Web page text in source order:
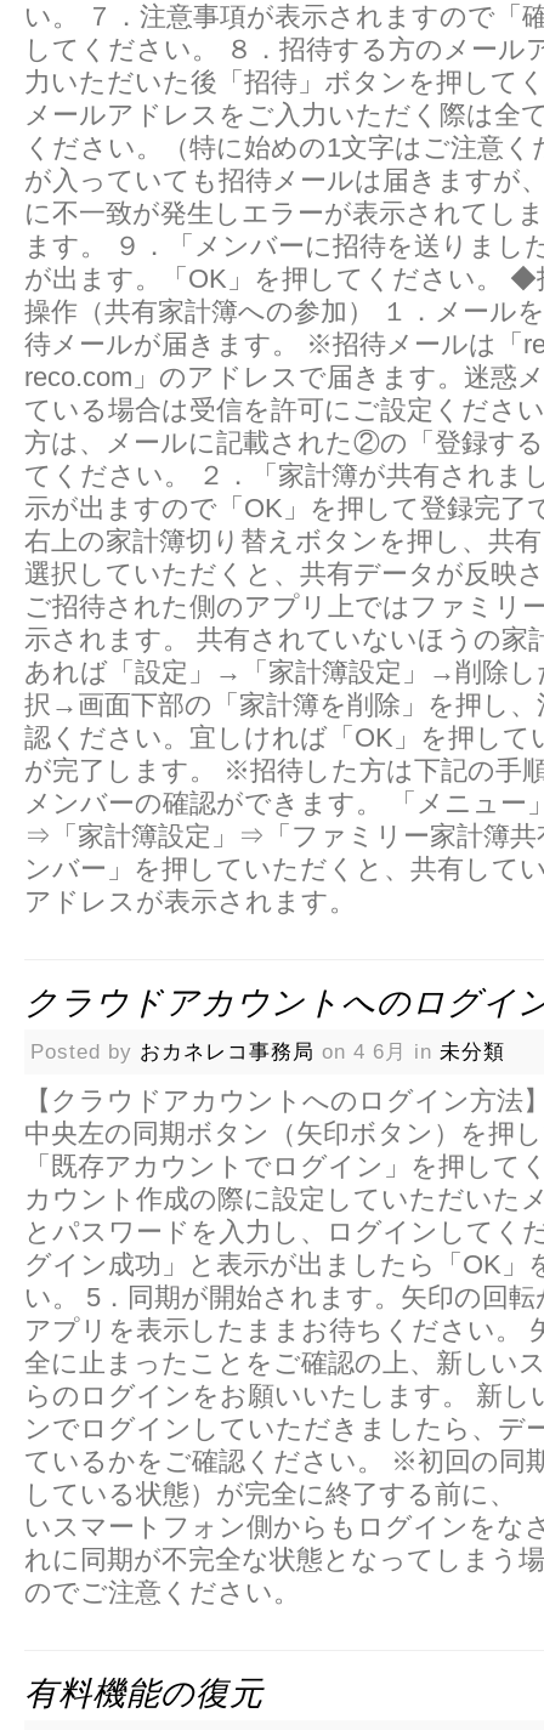
い。 ７．注意事項が表示されますので「
してください。 ８．招待する方のメール
力いただいた後「招待」ボタンを押して
メールアドレスをご入力いただく際は全
ください。（特に始めの1文字はご注意く
が入っていても招待メールは届きますが
に不一致が発生しエラーが表示されてし
ます。 ９．「メンバーに招待を送りまし
が出ます。「OK」を押してください。 ◆
操作（共有家計簿への参加） １．メール
待メールが届きます。 ※招待メールは「
reco.com」のアドレスで届きます。迷惑
ている場合は受信を許可にご設定くださ
方は、メールに記載された②の「登録す
てください。 ２．「家計簿が共有されま
示が出ますので「OK」を押して登録完了
右上の家計簿切り替えボタンを押し、共
選択していただくと、共有データが反
ご招待された側のアプリ上ではファミリ
示されます。 共有されていないほうの家
あれば「設定」→「家計簿設定」→削除し
択→画面下部の「家計簿を削除」を押し、
認ください。宜しければ「OK」を押して
が完了します。 ※招待した方は下記の手
メンバーの確認ができます。 「メニュー
⇒「家計簿設定」⇒「ファミリー家計簿
ンバー」を押していただくと、共有して
アドレスが表示されます。
クラウドアカウントへのログイ
Posted by おカネレコ事務局 on 4 6月 in 未分類
【クラウドアカウントへのログイン方法
中央左の同期ボタン（矢印ボタン）を押
「既存アカウントでログイン」を押して
カウント作成の際に設定していただいた
とパスワードを入力し、ログインしてく
グイン成功」と表示が出ましたら「OK」
い。 5．同期が開始されます。矢印の回
アプリを表示したままお待ちください。
全に止まったことをご確認の上、新しい
らのログインをお願いいたします。 新し
ンでログインしていただきましたら、デ
ているかをご確認ください。 ※初回の同
している状態）が完全に終了する前に
いスマートフォン側からもログインをな
れに同期が不完全な状態となってしまう
のでご注意ください。
有料機能の復元